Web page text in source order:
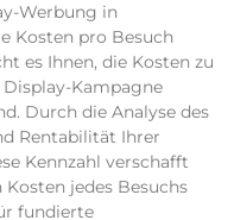
Werbung in
Kosten pro Besuch
es Ihnen, die Kosten zu
Kampagne
Durch die Analyse des
Rentabilität Ihrer
Kennzahl verschafft
jedes Besuchs
fundierte